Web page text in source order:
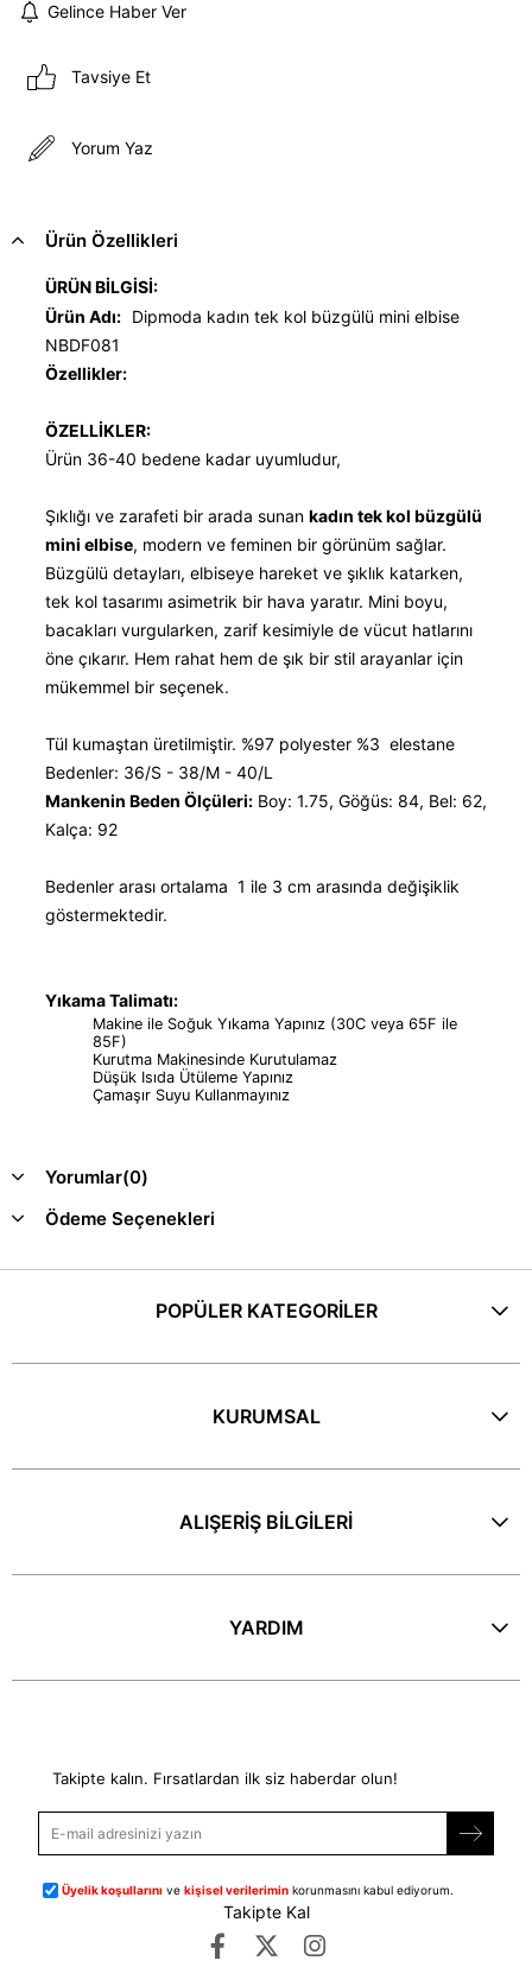
Gelince Haber Ver
Tavsiye Et
Yorum Yaz
Ürün Özellikleri
ÜRÜN BİLGİSİ:
Ürün Adı: Dipmoda kadın tek kol büzgülü mini elbise
NBDF081
Özellikler:
ÖZELLİKLER:
Ürün 36-40 bedene kadar uyumludur,
Şıklığı ve zarafeti bir arada sunan kadın tek kol büzgülü
mini elbise, modern ve feminen bir görünüm sağlar.
Büzgülü detayları, elbiseye hareket ve şıklık katarken,
tek kol tasarımı asimetrik bir hava yaratır. Mini boyu,
bacakları vurgularken, zarif kesimiyle de vücut hatlarını
öne çıkarır. Hem rahat hem de şık bir stil arayanlar için
mükemmel bir seçenek.
Tül kumaştan üretilmiştir. %97 polyester %3 elestane
Bedenler: 36/S - 38/M - 40/L
Mankenin Beden Ölçüleri: Boy: 1.75, Göğüs: 84, Bel: 62,
Kalça: 92
Bedenler arası ortalama 1 ile 3 cm arasında değişiklik
göstermektedir.
Yıkama Talimatı:
Makine ile Soğuk Yıkama Yapınız (30C veya 65F ile
85F)
Kurutma Makinesinde Kurutulamaz
Düşük Isıda Ütüleme Yapınız
Çamaşır Suyu Kullanmayınız
Yorumlar(0)
Ödeme Seçenekleri
POPÜLER KATEGORİLER
KURUMSAL
ALIŞERİŞ BİLGİLERİ
YARDIM
Takipte kalın. Fırsatlardan ilk siz haberdar olun!
Üyelik koşullarını vekişisel verilerimin korunmasını kabul ediyorum.
Takipte Kal